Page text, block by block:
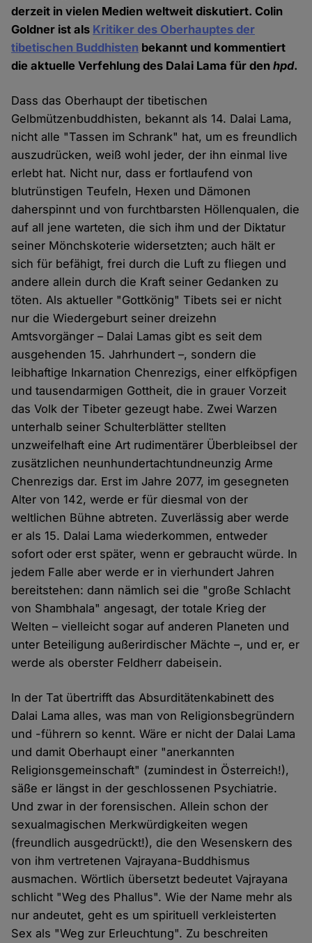
derzeit in vielen Medien weltweit diskutiert. Colin
Goldner ist als Kritiker des Oberhauptes der
tibetischen Buddhisten bekannt und kommentiert
die aktuelle Verfehlung des Dalai Lama für denhpd.
Dass das Oberhaupt der tibetischen
Gelbmützenbuddhisten, bekannt als 14. Dalai Lama,
nicht alle "Tassen im Schrank" hat, um es freundlich
auszudrücken, weiß wohl jeder, der ihn einmal live
erlebt hat. Nicht nur, dass er fortlaufend von
blutrünstigen Teufeln, Hexen und Dämonen
daherspinnt und von furchtbarsten Höllenqualen, die
auf all jene warteten, die sich ihm und der Diktatur
seiner Mönchskoterie widersetzten; auch hält er
sich für befähigt, frei durch die Luft zu fliegen und
andere allein durch die Kraft seiner Gedanken zu
töten. Als aktueller "Gottkönig" Tibets sei er nicht
nur die Wiedergeburt seiner dreizehn
Amtsvorgänger – Dalai Lamas gibt es seit dem
ausgehenden 15. Jahrhundert –, sondern die
leibhaftige Inkarnation Chenrezigs, einer elfköpfigen
und tausendarmigen Gottheit, die in grauer Vorzeit
das Volk der Tibeter gezeugt habe. Zwei Warzen
unterhalb seiner Schulterblätter stellten
unzweifelhaft eine Art rudimentärer Überbleibsel der
zusätzlichen neunhundertachtundneunzig Arme
Chenrezigs dar. Erst im Jahre 2077, im gesegneten
Alter von 142, werde er für diesmal von der
weltlichen Bühne abtreten. Zuverlässig aber werde
er als 15. Dalai Lama wiederkommen, entweder
sofort oder erst später, wenn er gebraucht würde. In
jedem Falle aber werde er in vierhundert Jahren
bereitstehen: dann nämlich sei die "große Schlacht
von Shambhala" angesagt, der totale Krieg der
Welten – vielleicht sogar auf anderen Planeten und
unter Beteiligung außerirdischer Mächte –, und er, er
werde als oberster Feldherr dabeisein.
In der Tat übertrifft das Absurditätenkabinett des
Dalai Lama alles, was man von Religionsbegründern
und -führern so kennt. Wäre er nicht der Dalai Lama
und damit Oberhaupt einer "anerkannten
Religionsgemeinschaft" (zumindest in Österreich!),
säße er längst in der geschlossenen Psychiatrie.
Und zwar in der forensischen. Allein schon der
sexualmagischen Merkwürdigkeiten wegen
(freundlich ausgedrückt!), die den Wesenskern des
von ihm vertretenen Vajrayana-Buddhismus
ausmachen. Wörtlich übersetzt bedeutet Vajrayana
schlicht "Weg des Phallus". Wie der Name mehr als
nur andeutet, geht es um spirituell verkleisterten
Sex als "Weg zur Erleuchtung". Zu beschreiten